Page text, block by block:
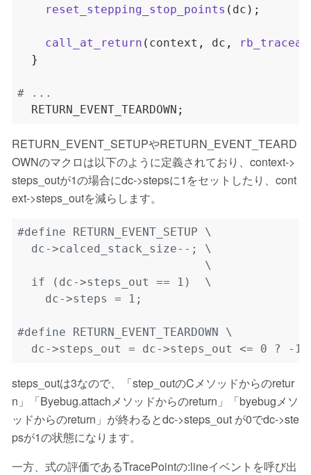
reset_stepping_stop_points ( dc );
call_at_return ( context , dc ,
}
  RETURN_EVENT_TEARDOWN
;
RETURN_EVENT_SETUPやRETURN_EVENT_TEARD
OWNのマクロは以下のように定義されており、context->
steps_outが1の場合にdc->stepsに1をセットしたり、cont
ext->steps_outを減らします。
steps_outは3なので、「step_outのCメソッドからのretur
n」「Byebug.attachメソッドからのreturn」「byebugメソ
ッドからのreturn」が終わるとdc->steps_out が0でdc->ste
psが1の状態になります。
一方、式の評価であるTracePointの:lineイベントを呼び出